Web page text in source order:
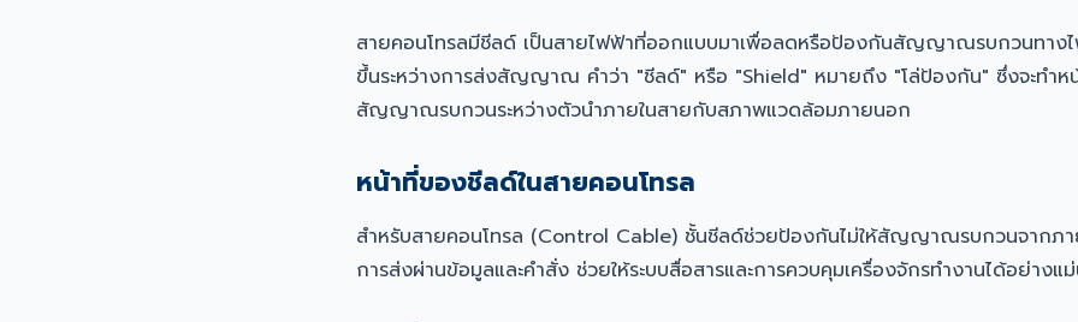
สายคอนโทรลมีชีลด์ เป็นสายไฟฟ้าที่ออกแบบมาเพื่อลดหรือป้องกันสัญญาณรบกวนทางไ
ขึ้นระหว่างการส่งสัญญาณ คำว่า "ชีลด์" หรือ "Shield" หมายถึง "โล่ป้องกัน" ซึ่งจะทำห
สัญญาณรบกวนระหว่างตัวนำภายในสายกับสภาพแวดล้อมภายนอก
หน้าที่ของชีลด์ในสายคอนโทรล
สำหรับสายคอนโทรล (Control Cable) ชั้นชีลด์ช่วยป้องกันไม่ให้สัญญาณรบกวนจากภา
การส่งผ่านข้อมูลและคำสั่ง ช่วยให้ระบบสื่อสารและการควบคุมเครื่องจักรทำงานได้อย่างแ